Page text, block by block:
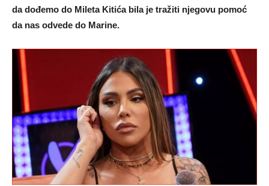
da dođemo do Mileta Kitića bila je tražiti njegovu pomoć
da nas odvede do Marine.